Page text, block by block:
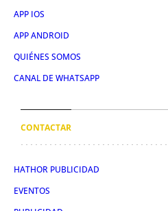
APP IOS
APP ANDROID
QUIÉNES SOMOS
CANAL DE WHATSAPP
CONTACTAR
HATHOR PUBLICIDAD
EVENTOS